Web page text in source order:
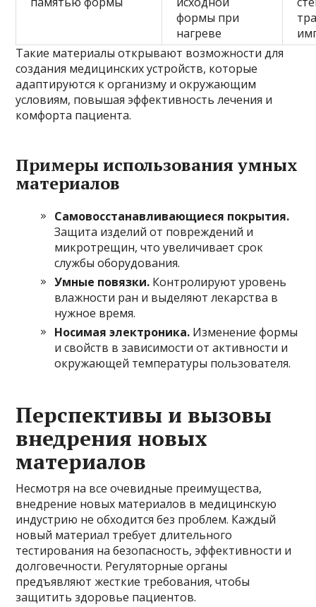
формы при
нагреве
Такие материалы открывают возможности для
создания медицинских устройств, которые
адаптируются к организму и окружающим
условиям, повышая эффективность лечения и
комфорта пациента.
Примеры использования умных
материалов
Самовосстанавливающиеся покрытия.
Защита изделий от повреждений и
микротрещин, что увеличивает срок
службы оборудования.
Умные повязки. Контролируют уровень
влажности ран и выделяют лекарства в
нужное время.
Носимая электроника. Изменение формы
и свойств в зависимости от активности и
окружающей температуры пользователя.
Перспективы и вызовы
внедрения новых
материалов
Несмотря на все очевидные преимущества,
внедрение новых материалов в медицинскую
индустрию не обходится без проблем. Каждый
новый материал требует длительного
тестирования на безопасность, эффективности и
долговечности. Регуляторные органы
предъявляют жесткие требования, чтобы
защитить здоровье пациентов.